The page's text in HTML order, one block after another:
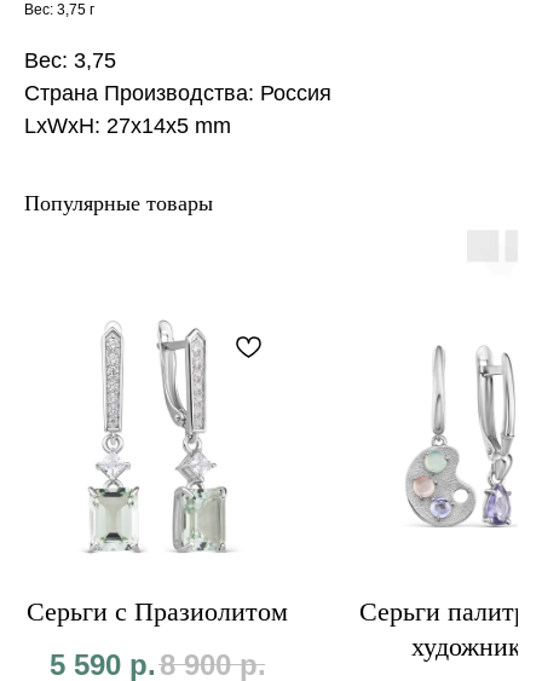
Вес: 3,75 г
Вес: 3,75
Страна Производства: Россия
LxWxH: 27x14x5 mm
Популярные товары
Серьги с Празиолитом
5 590 р.8 900 р.
Серьги
художника